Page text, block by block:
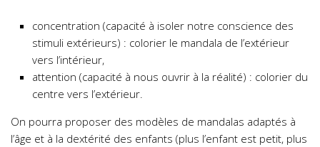
concentration (capacité à isoler notre conscience des
stimuli extérieurs) : colorier le mandala de l’extérieur
vers l’intérieur,
attention (capacité à nous ouvrir à la réalité) : colorier du
centre vers l’extérieur.
On pourra proposer des modèles de mandalas adaptés à
l’âge et à la dextérité des enfants (plus l’enfant est petit, plus